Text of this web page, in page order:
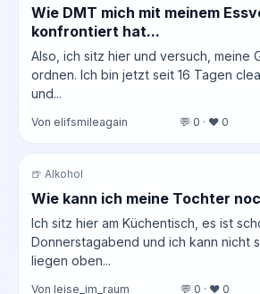
Wie DMT mich mit meinem
konfrontiert hat...
Also, ich sitz hier und versuch, meine
ordnen. Ich bin jetzt seit 16 Tagen
und...
Von elifsmileagain 💬 0 · ❤️ 0
🍺 Alkohol
Wie kann ich meine Tochter
Ich sitz hier am Küchentisch, es ist
Donnerstagabend und ich kann nicht
liegen oben...
Von leise_im_raum 💬 0 · ❤️ 0